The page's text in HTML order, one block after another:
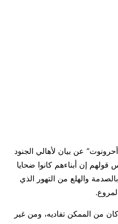
عن بيان لأهالي الجنود
إن أبناءهم كانوا ضحايا
والهلع من التهور الذي
من الممكن تفاديه، ومن غير